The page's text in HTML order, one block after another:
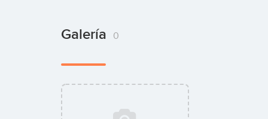
Galería 0